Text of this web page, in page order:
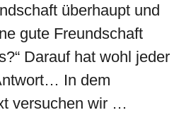
überhaupt und
gute Freundschaft
Darauf hat wohl jeder
In dem
versuchen wir …